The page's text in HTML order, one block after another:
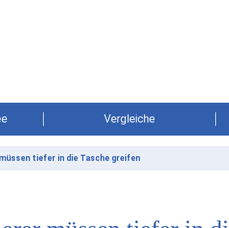
Vergleiche
tiefer in die Tasche greifen